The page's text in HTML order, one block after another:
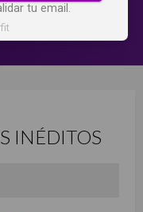
INÉDITOS
tu email.